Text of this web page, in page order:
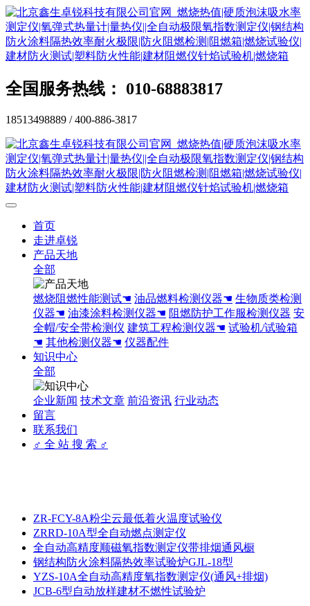
全国服务热线： 010-68883817
18513498889 / 400-886-3817
首页
走进卓锐
产品天地
全部
燃烧阻燃性能测试☚ 油品燃料检测仪器☚ 生物质类检测
仪器☚ 油漆涂料检测仪器☚ 阻燃防护工作服检测仪器 安
全帽/安全带检测仪 建筑工程检测仪器☚ 试验机/试验箱
☚ 其他检测仪器☚ 仪器配件
知识中心
全部
企业新闻 技术文章 前沿资讯 行业动态
留言
联系我们
♂ 全 站 搜 索 ♂
ZR-FCY-8A粉尘云最低着火温度试验仪
ZRRD-10A型全自动燃点测定仪
全自动高精度顺磁氧指数测定仪带排烟通风橱
钢结构防火涂料隔热效率试验炉GJL-18型
YZS-10A全自动高精度氧指数测定仪(通风+排烟)
JCB-6型自动放样建材不燃性试验炉